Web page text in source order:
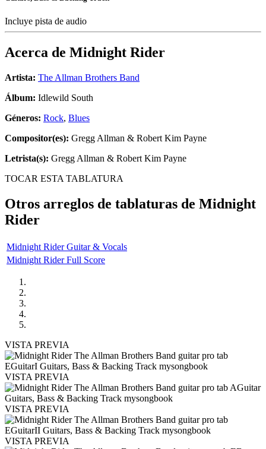
Incluye pista de audio
Acerca de Midnight Rider
Artista: The Allman Brothers Band
Álbum: Idlewild South
Géneros: Rock, Blues
Compositor(es): Gregg Allman & Robert Kim Payne
Letrista(s): Gregg Allman & Robert Kim Payne
TOCAR ESTA TABLATURA
Otros arreglos de tablaturas de Midnight
Rider
Midnight Rider Guitar & Vocals
Midnight Rider Full Score
VISTA PREVIA
VISTA PREVIA
VISTA PREVIA
VISTA PREVIA